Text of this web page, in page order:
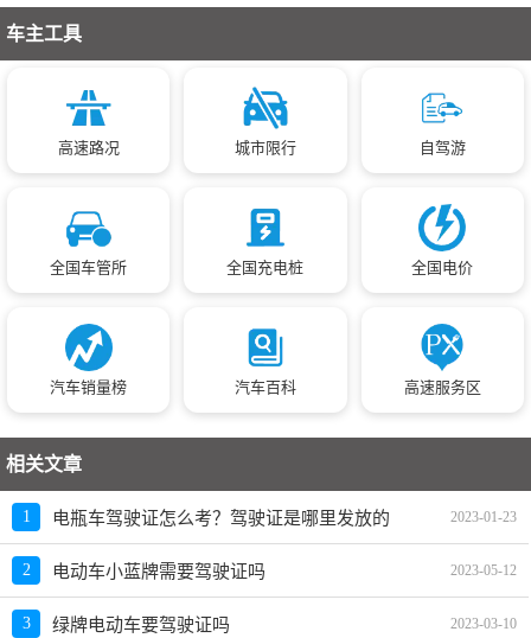
车主工具
高速路况 城市限行 自驾游
全国车管所 全国充电桩 全国电价
汽车销量榜 汽车百科 高速服务区
相关文章
1 电瓶车驾驶证怎么考？驾驶证是哪里发放的 2023-01-23
2 电动车小蓝牌需要驾驶证吗 2023-05-12
3 绿牌电动车要驾驶证吗 2023-03-10